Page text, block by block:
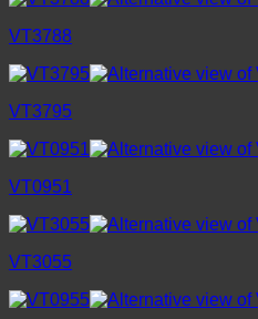
VT3788
VT3795
VT0951
VT3055